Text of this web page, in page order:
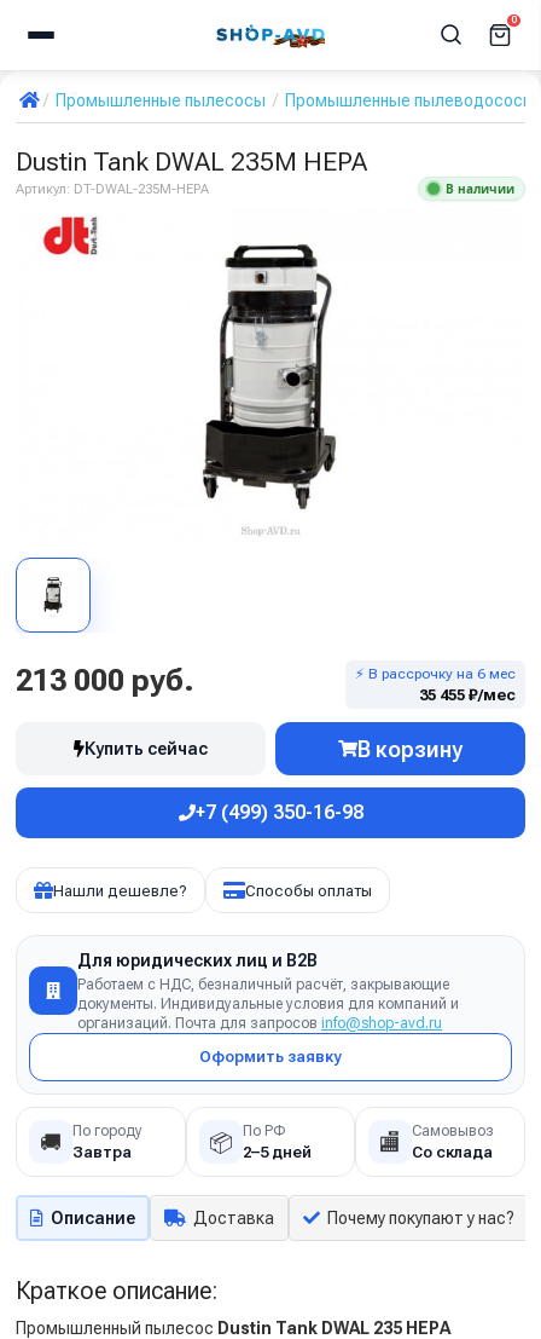
0
Промышленные пылесосы Промышленные пылеводососы
Dustin Tank DWAL 235M HEPA
Артикул: DT-DWAL-235M-HEPA В наличии
213 000 руб. ⚡ В рассрочку на 6 мес
35 455 ₽/мес
Купить сейчас В корзину
+7 (499) 350-16-98
Нашли дешевле? Способы оплаты
Для юридических лиц и B2B
Работаем с НДС, безналичный расчёт, закрывающие
документы. Индивидуальные условия для компаний и
организаций. Почта для запросов info@shop-avd.ru
Оформить заявку
🚚 По городу
Завтра 📦 По РФ
2–5 дней 🏬 Самовывоз
Со склада
Описание Доставка Почему покупают у нас?
Краткое описание:
Промышленный пылесос Dustin Tank DWAL 235 HEPA